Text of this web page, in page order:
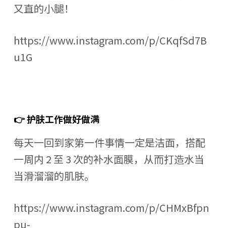
又直的小腿！
https://www.instagram.com/p/CKqfSd7B
u1G
👉 护肤工作做好做满
每天一回到家第一件事情一定是洁面，搭配
一周内 2 至 3 次的补水面膜，从而打造水当
当滑溜溜的肌肤。
https://www.instagram.com/p/CHMxBfpn
pu-